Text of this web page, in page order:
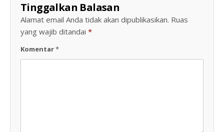
Tinggalkan Balasan
Alamat email Anda tidak akan dipublikasikan. Ruas
yang wajib ditandai *
Komentar*